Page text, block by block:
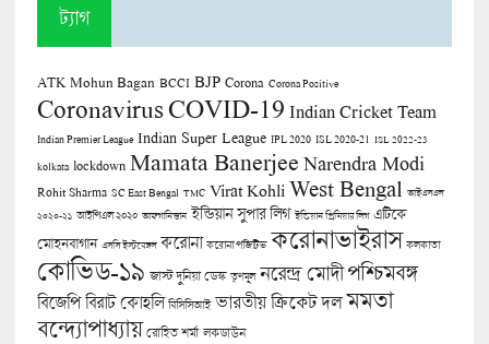
ট্যাগ
ATK Mohun Bagan BCCI BJP Corona Corona Positive
CoronavirusCOVID-19 Indian Cricket Team
Indian Premier League Indian Super League IPL 2020 ISL 2020-21 ISL 2022-23
kolkata lockdown Mamata Banerjee Narendra Modi
Rohit Sharma SC East Bengal TMC Virat Kohli West Bengal আইএসএল
২০২০-২১ আইপিএল ২০২০ আফগানিস্তান ইন্ডিয়ান সুপার লিগ ইন্ডিয়ান প্রিমিয়ার লিগ এটিকে
মোহনবাগান এসসি ইস্টবেঙ্গল করোনা করোনা পজিটিভ করোনাভাইরাস কলকাতা
কোভিড-১৯ জাস্ট দুনিয়া ডেস্ক তৃণমূল নরেন্দ্র মোদী পশ্চিমবঙ্গ
বিজেপি বিরাট কোহলি বিসিসিআই ভারতীয় ক্রিকেট দল মমতা
বন্দ্যোপাধ্যায় রোহিত শর্মা লকডাউন